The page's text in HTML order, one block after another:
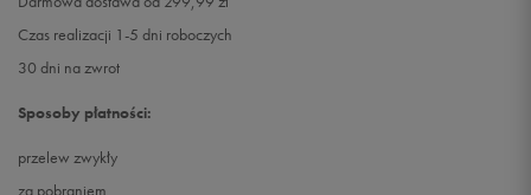
Czas realizacji 1-5 dni roboczych
30 dni na zwrot
Sposoby płatności:
przelew zwykły
za pobraniem